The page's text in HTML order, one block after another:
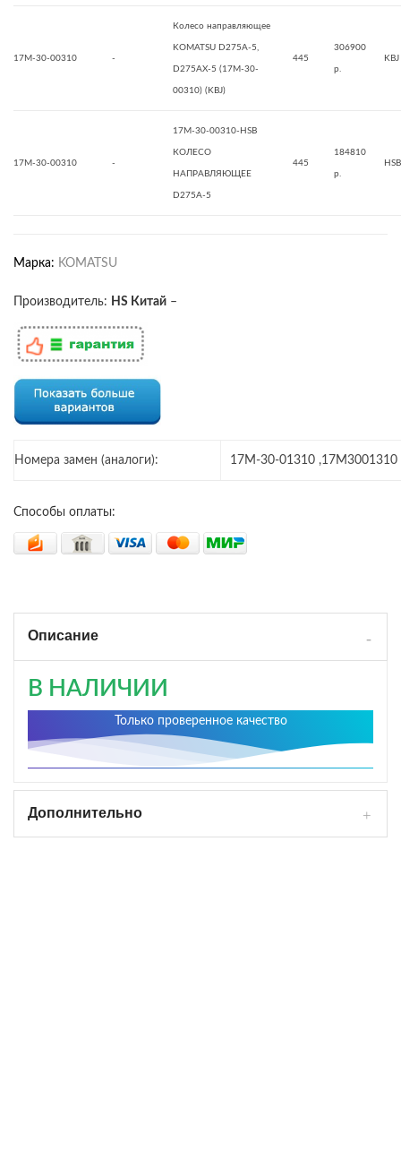
17M-30-00310 -
Колесо направляющее
KOMATSU D275A-5,
D275AX-5 (17M-30-
00310) (KBJ)
445
306900
р.
KBJ
17M-30-00310 -
17M-30-00310-HSB
КОЛЕСО
НАПРАВЛЯЮЩЕЕ
D275A-5
445
184810
р.
HSB
Марка: KOMATSU
Производитель: HS Китай –
Номера замен (аналоги): 17M-30-01310 ,17M3001310
Способы оплаты:
Описание
В НАЛИЧИИ
Только проверенное качество
Дополнительно